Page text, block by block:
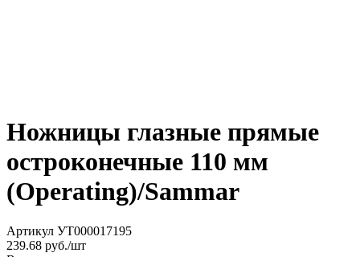
Ножницы глазные прямые
остроконечные 110 мм
(Operating)/Sammar
Артикул УТ000017195
239.68 руб./шт